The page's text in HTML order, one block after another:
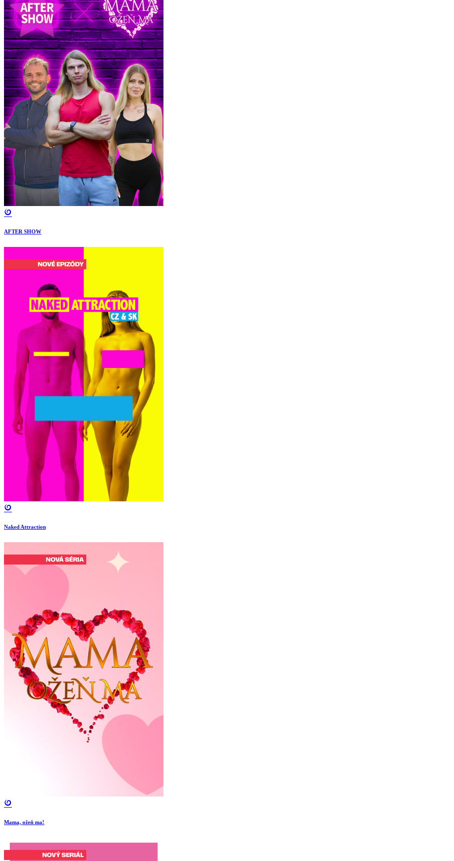
AFTER SHOW
Naked Attraction
Mama, ožeň ma!